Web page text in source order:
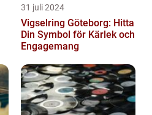
31 juli 2024
Vigselring Göteborg: Hitta
Din Symbol för Kärlek och
Engagemang